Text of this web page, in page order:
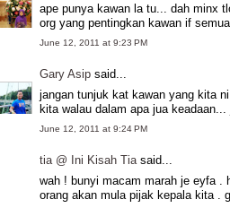
ape punya kawan la tu... dah minx
org yang pentingkan kawan if
June 12, 2011 at 9:23 PM
Gary Asip said...
jangan tunjuk kat kawan yang kita
kita walau dalam apa jua keadaan...
June 12, 2011 at 9:24 PM
tia @ Ini Kisah Tia said...
wah ! bunyi macam marah je eyfa .
orang akan mula pijak kepala kita .